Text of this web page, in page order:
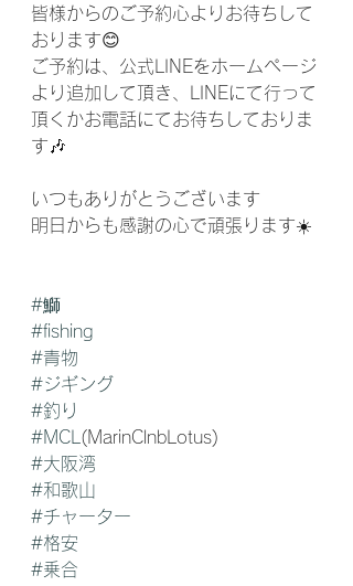
皆様からのご予約心よりお待ちして
おります😊
ご予約は、公式LINEをホームページ
より追加して頂き、LINEにて行って
頂くかお電話にてお待ちしておりま
す🎶
いつもありがとうございます
明日からも感謝の心で頑張ります☀️
#鰤
#fishing
#青物
#ジギング
#釣り
#MCL (MarinClnbLotus)
#大阪湾
#和歌山
#チャーター
#格安
#乗合